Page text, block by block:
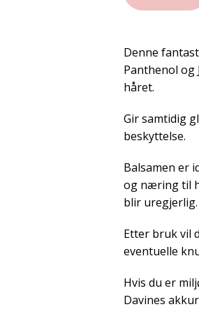
Denne
Panthenol
håret.
Gir samtidig
beskyttelse.
Balsamen er
og næring til
blir uregjerlig.
Etter bruk vil
eventuelle
Hvis du er
Davines